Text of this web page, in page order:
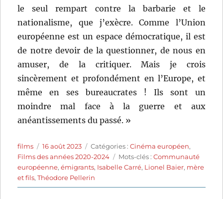
le seul rempart contre la barbarie et le
nationalisme, que j’exècre. Comme l’Union
européenne est un espace démocratique, il est
de notre devoir de la questionner, de nous en
amuser, de la critiquer. Mais je crois
sincèrement et profondément en l’Europe, et
même en ses bureaucrates ! Ils sont un
moindre mal face à la guerre et aux
anéantissements du passé. »
Auteur
films
Publié
le
16 août 2023 Catégories
Catégories :Cinéma européen,
Films des années 2020-2024
Étiquettes
Mots-clés :Communauté
européenne,émigrants, Isabelle Carré, Lionel Baier, mère
et fils,Théodore Pellerin